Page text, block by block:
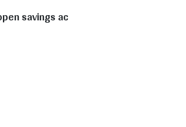
savings ac